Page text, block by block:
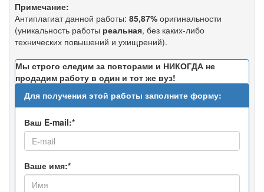
Примечание:
Антиплагиат данной работы: 85,87% оригинальности
(уникальность работы реальная, без каких-либо
технических повышений и ухищрений).
Мы строго следим за повторами и НИКОГДА не
продадим работу в один и тот же вуз!
Для получения этой работы заполните форму:
Ваш E-mail:*
Ваше имя:*